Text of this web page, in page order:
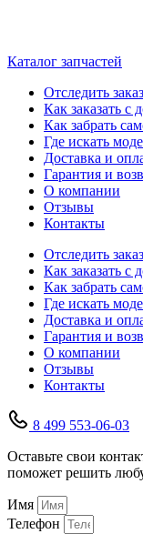
Каталог запчастей
Отследить заказ
Как заказать с
Как забрать
Где искать
Доставка и
Гарантия и
О компании
Отзывы
Контакты
Отследить заказ
Как заказать с
Как забрать
Где искать
Доставка и
Гарантия и
О компании
Отзывы
Контакты
8 499 553-06-03
Оставьте свои
поможет решить
Имя
Телефон